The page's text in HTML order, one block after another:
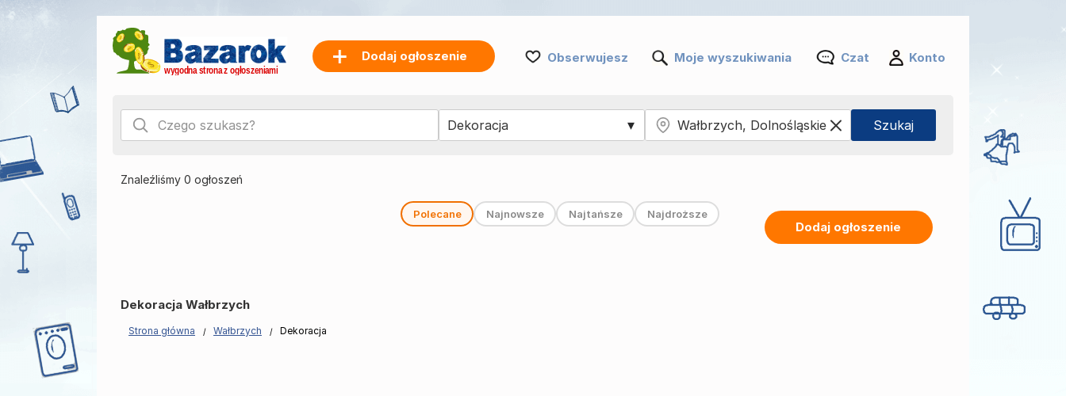
Dodaj ogłoszenie Obserwujesz Moje wyszukiwania Czat Konto
Znaleźliśmy 0 ogłoszeń
Polecane Najnowsze Najtańsze Najdroższe
Dekoracja Wałbrzych
Strona główna Wałbrzych Dekoracja
Dodaj ogłoszenie